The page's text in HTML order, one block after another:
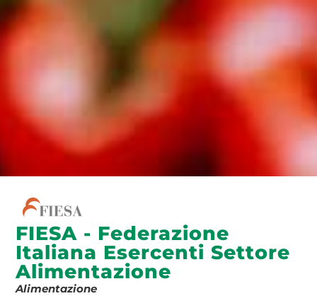
FIESA - Federazione
Italiana Esercenti Settore
Alimentazione
Alimentazione